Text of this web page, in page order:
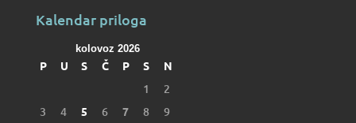
Kalendar priloga
kolovoz 2026
P U S Č P S N
1
2
3
4 5 6 7 8
9